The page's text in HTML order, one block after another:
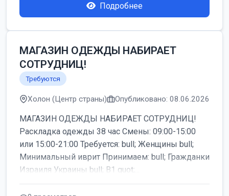
Подробнее
МАГАЗИН ОДЕЖДЫ НАБИРАЕТ
СОТРУДНИЦ!
Требуются
Холон (Центр страны) Опубликовано: 08.06.2026
МАГАЗИН ОДЕЖДЫ НАБИРАЕТ СОТРУДНИЦ!
Раскладка одежды 38 час Смены: 09:00-15:00
или 15:00-21:00 Требуется: bull; Женщины bull;
Минимальный иврит Принимаем: bull; Гражданки
Израиля Украины bull; B1 quot;...